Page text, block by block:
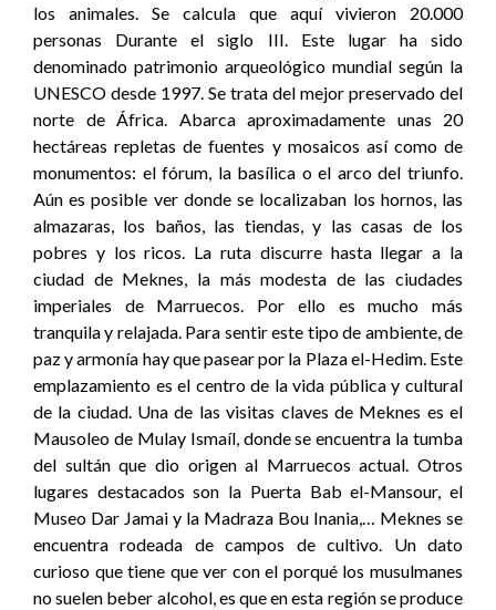
los animales. Se calcula que aquí vivieron 20.000
personas Durante el siglo III. Este lugar ha sido
denominado patrimonio arqueológico mundial según la
UNESCO desde 1997. Se trata del mejor preservado del
norte de África. Abarca aproximadamente unas 20
hectáreas repletas de fuentes y mosaicos así como de
monumentos: el fórum, la basílica o el arco del triunfo.
Aún es posible ver donde se localizaban los hornos, las
almazaras, los baños, las tiendas, y las casas de los
pobres y los ricos. La ruta discurre hasta llegar a la
ciudad de Meknes, la más modesta de las ciudades
imperiales de Marruecos. Por ello es mucho más
tranquila y relajada. Para sentir este tipo de ambiente, de
paz y armonía hay que pasear por la Plaza el-Hedim. Este
emplazamiento es el centro de la vida pública y cultural
de la ciudad. Una de las visitas claves de Meknes es el
Mausoleo de Mulay Ismaíl, donde se encuentra la tumba
del sultán que dio origen al Marruecos actual. Otros
lugares destacados son la Puerta Bab el-Mansour, el
Museo Dar Jamai y la Madraza Bou Inania,… Meknes se
encuentra rodeada de campos de cultivo. Un dato
curioso que tiene que ver con el porqué los musulmanes
no suelen beber alcohol, es que en esta región se produce